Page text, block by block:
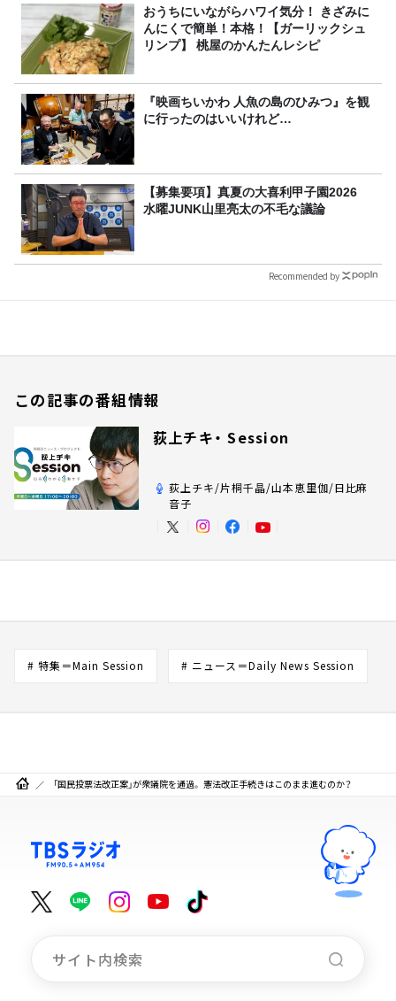
おうちにいながらハワイ気分！ きざみに
んにくで簡単！本格！【ガーリックシュ
リンプ】 桃屋のかんたんレシピ
『映画ちいかわ 人魚の島のひみつ』を観
に行ったのはいいけれど…
【募集要項】真夏の大喜利甲子園2026
水曜JUNK山里亮太の不毛な議論
Recommended by
この記事の番組情報
荻上チキ・ Session
荻上チキ/片桐千晶/山本恵里伽/日比麻
音子
# 特集＝Main Session # ニュース＝Daily News Session
「国民投票法改正案」が衆議院を通過。 憲法改正手続きはこのまま進むのか？